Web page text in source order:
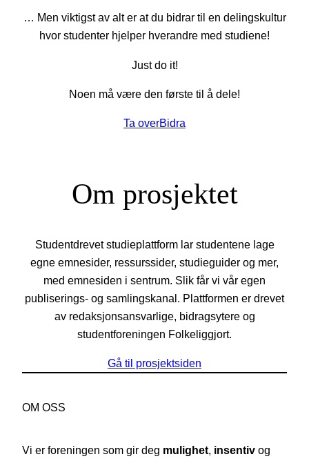
… Men viktigst av alt er at du bidrar til en delingskultur
hvor studenter hjelper hverandre med studiene!
Just do it!
Noen må være den første til å dele!
Ta overBidra
Om prosjektet
Studentdrevet studieplattform lar studentene lage
egne emnesider, ressurssider, studieguider og mer,
med emnesiden i sentrum. Slik får vi vår egen
publiserings- og samlingskanal. Plattformen er drevet
av redaksjonsansvarlige, bidragsytere og
studentforeningen Folkeliggjort.
Gå til prosjektsiden
OM OSS
Vi er foreningen som gir deg mulighet, insentiv og